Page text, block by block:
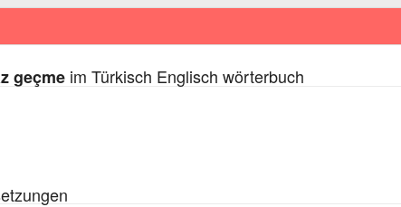
geçmeim Türkisch Englisch wörterbuch